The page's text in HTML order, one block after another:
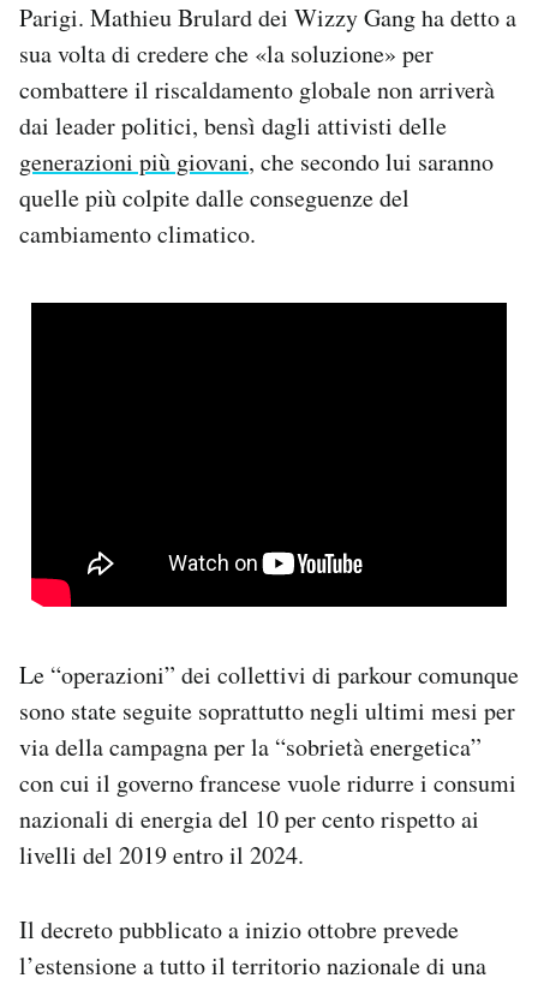
Parigi. Mathieu Brulard dei Wizzy Gang ha detto a
sua volta di credere che «la soluzione» per
combattere il riscaldamento globale non arriverà
dai leader politici, bensì dagli attivisti delle
generazioni più giovani, che secondo lui saranno
quelle più colpite dalle conseguenze del
cambiamento climatico.
Le “operazioni” dei collettivi di parkour comunque
sono state seguite soprattutto negli ultimi mesi per
via della campagna per la “sobrietà energetica”
con cui il governo francese vuole ridurre i consumi
nazionali di energia del 10 per cento rispetto ai
livelli del 2019 entro il 2024.
Il decreto pubblicato a inizio ottobre prevede
l’estensione a tutto il territorio nazionale di una